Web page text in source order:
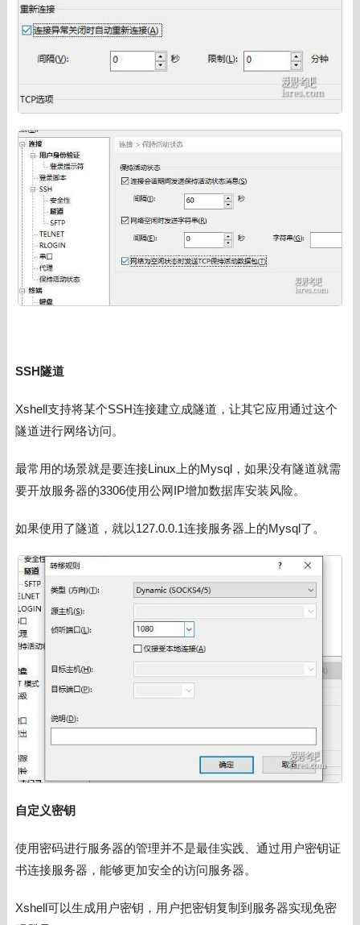
SSH隧道
Xshell支持将某个SSH连接建立成隧道，让其它应用通过这个
隧道进行网络访问。
最常用的场景就是要连接Linux上的Mysql，如果没有隧道就需
要开放服务器的3306使用公网IP增加数据库安装风险。
如果使用了隧道，就以127.0.0.1连接服务器上的Mysql了。
自定义密钥
使用密码进行服务器的管理并不是最佳实践、通过用户密钥证
书连接服务器，能够更加安全的访问服务器。
Xshell可以生成用户密钥，用户把密钥复制到服务器实现免密